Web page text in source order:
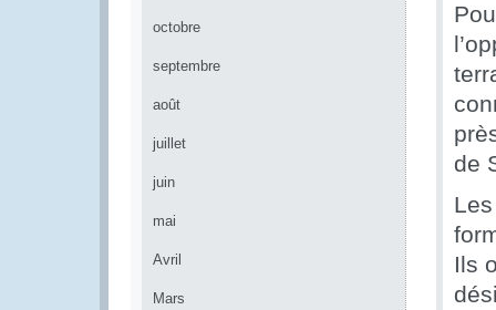
octobre
septembre
août
juillet
juin
mai
Avril
Mars
de
Ils